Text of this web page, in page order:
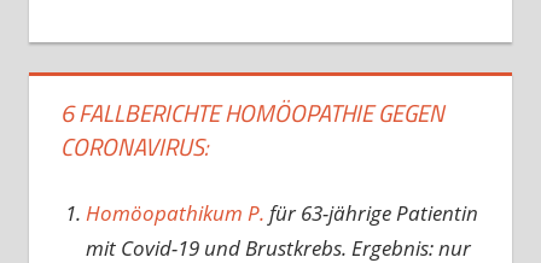
6 FALLBERICHTE HOMÖOPATHIE GEGEN
CORONAVIRUS:
Homöopathikum P. für 63-jährige Patientin
mit Covid-19 und Brustkrebs. Ergebnis: nur